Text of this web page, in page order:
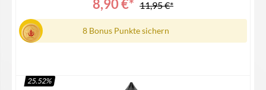
8,90 €* 11,95 €*
8 Bonus Punkte sichern
25.52%